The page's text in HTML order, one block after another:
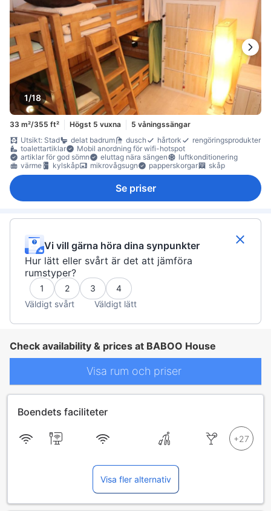
1/18
33 m²/355 ft² Högst 5 vuxna
5 våningssängar
Utsikt: Stad
delat badrum dusch hårtork
rengöringsprodukter
toalettartiklar
Mobil anordning för wifi-hotspot
artiklar för god sömn
eluttag nära sängen
luftkonditionering
värme
kylskåp mikrovågsugn papperskorgar skåp
Se priser
Vi vill gärna höra dina synpunkter
Hur lätt eller svårt är det att jämföra
rumstyper?
1 2 3
4
Väldigt svårt
Väldigt lätt
Check availability & prices at BABOO House
Visa rum och priser
Boendets faciliteter
Visa fler alternativ